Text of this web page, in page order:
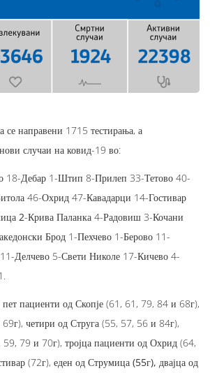
се направени 1715 тестирања, а
случаи на ковид-19 во:
18-Дебар 1-Штип 8-Прилеп 33-Тетово 40-
46-Охрид 47-Кавадарци 14-Гостивар
2-Крива Паланка 4-Радовиш 3-Кочани
Брод 1-Пехчево 1-Берово 11-
Делчево 5-Свети Николе 17-Кичево 4-
пациенти од Скопје (61, 61, 79, 84 и 68г),
четири од Струга (55, 57, 56 и 84г),
59, 79 и 70г), тројца пациенти од Охрид (64,
(72г), еден од Струмица (55г), двајца од